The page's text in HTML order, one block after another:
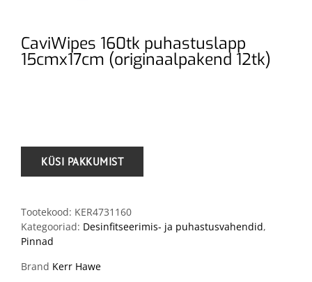
CaviWipes 160tk puhastuslapp
15cmx17cm (originaalpakend 12tk)
Tootekood: KER4731160
Kategooriad: Desinfitseerimis- ja puhastusvahendid,
Pinnad
Brand Kerr Hawe